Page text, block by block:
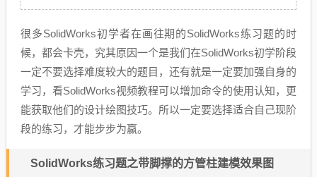
很多SolidWorks初学者在画往期的SolidWorks练习题的时
候，都会卡壳，究其原因一个是我们在SolidWorks初学阶段
一定不要选择难度较大的题目，还有就是一定要加强自身的
学习，看SolidWorks视频教程可以增加命令的使用认知，更
能获取他们的设计绘图技巧。所以一定要选择适合自己现阶
段的练习，才能步步为赢。
SolidWorks练习题之带脚撑的方管柱建模效果图